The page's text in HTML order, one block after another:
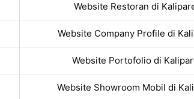
Website Restoran di
Website Company Profile di
Website Portofolio di
Website Showroom Mobil di